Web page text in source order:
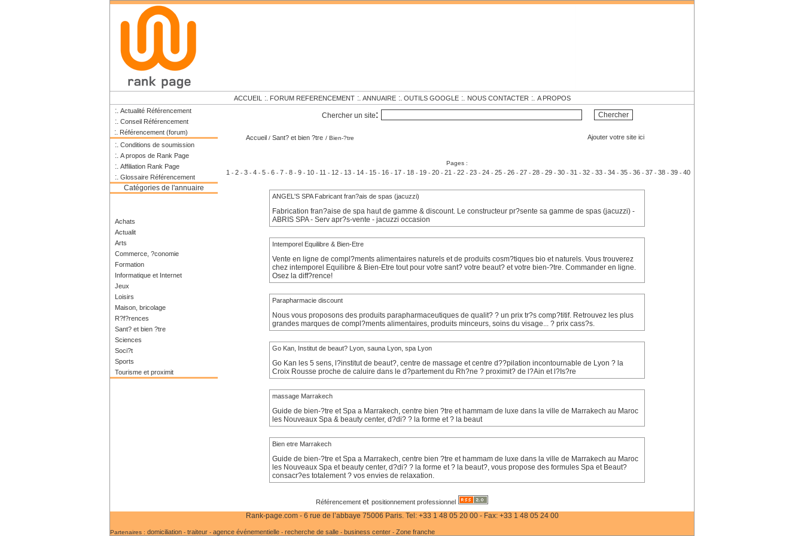
ACCUEIL :. FORUM REFERENCEMENT :. ANNUAIRE :. OUTILS GOOGLE :. NOUS CONTACTER :. A PROPOS
:. Actualité Référencement
:. Conseil Référencement
:. Référencement (forum)
:. Conditions de soumission
:. A propos de Rank Page
:. Affiliation Rank Page
:. Glossaire Référencement
Catégories de l'annuaire
Achats
Actualit
Arts
Commerce, ?conomie
Formation
Informatique et Internet
Jeux
Loisirs
Maison, bricolage
R?f?rences
Sant? et bien ?tre
Sciences
Soci?t
Sports
Tourisme et proximit
Chercher un site:
Accueil / Sant? et bien ?tre / Bien-?tre Ajouter votre site ici
Pages :
1 - 2 - 3 - 4 - 5 - 6 - 7 - 8 - 9 - 10 - 11 - 12 - 13 - 14 - 15 - 16 - 17 - 18 - 19 - 20 - 21 - 22 - 23 - 24 - 25 - 26 - 27 - 28 - 29 - 30 - 31 - 32 - 33 - 34 - 35 - 36 - 37 - 38 - 39 - 40
ANGEL'S SPA Fabricant fran?ais de spas (jacuzzi)
Fabrication fran?aise de spa haut de gamme & discount. Le constructeur pr?sente sa gamme de spas (jacuzzi) -
ABRIS SPA - Serv apr?s-vente - jacuzzi occasion
Intemporel Equilibre & Bien-Etre
Vente en ligne de compl?ments alimentaires naturels et de produits cosm?tiques bio et naturels. Vous trouverez
chez intemporel Equilibre & Bien-Etre tout pour votre sant? votre beaut? et votre bien-?tre. Commander en ligne.
Osez la diff?rence!
Parapharmacie discount
Nous vous proposons des produits parapharmaceutiques de qualit? ? un prix tr?s comp?titif. Retrouvez les plus
grandes marques de compl?ments alimentaires, produits minceurs, soins du visage... ? prix cass?s.
Go Kan, Institut de beaut? Lyon, sauna Lyon, spa Lyon
Go Kan les 5 sens, l?institut de beaut?, centre de massage et centre d??pilation incontournable de Lyon ? la
Croix Rousse proche de caluire dans le d?partement du Rh?ne ? proximit? de l?Ain et l?Is?re
massage Marrakech
Guide de bien-?tre et Spa a Marrakech, centre bien ?tre et hammam de luxe dans la ville de Marrakech au Maroc
les Nouveaux Spa & beauty center, d?di? ? la forme et ? la beaut
Bien etre Marrakech
Guide de bien-?tre et Spa a Marrakech, centre bien ?tre et hammam de luxe dans la ville de Marrakech au Maroc
les Nouveaux Spa et beauty center, d?di? ? la forme et ? la beaut?, vous propose des formules Spa et Beaut?
consacr?es totalement ? vos envies de relaxation.
Référencement et positionnement professionnel
Rank-page.com - 6 rue de l’abbaye 75006 Paris. Tel: +33 1 48 05 20 00 - Fax: +33 1 48 05 24 00
Partenaires : domiciliation - traiteur - agence événementielle - recherche de salle - business center - Zone franche